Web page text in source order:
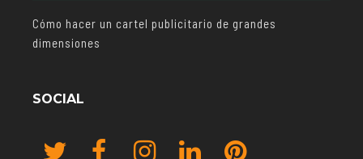
Cómo hacer un cartel publicitario de grandes
dimensiones
SOCIAL